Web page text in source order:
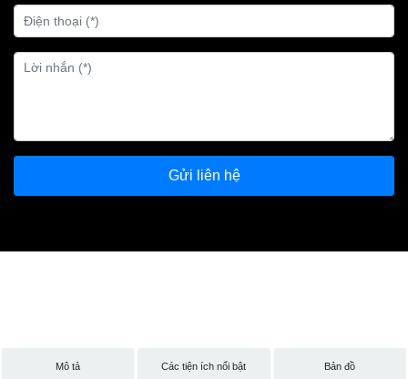
Gửi liên hệ
Mô tả Các tiện ích nổi bật Bản đồ